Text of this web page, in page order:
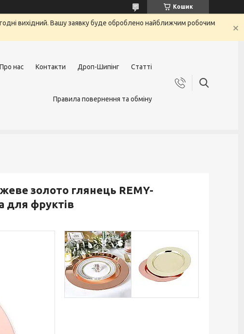
Кошик
вихідний. Вашу заявку буде оброблено найближчим робочим
Про нас Контакти Дроп-Шипінг Статті
Правила повернення та обміну
золото глянець REMY-
для фруктів